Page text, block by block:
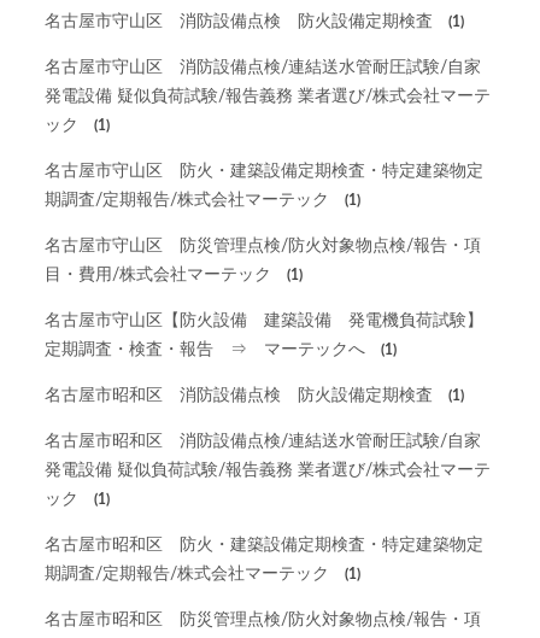
名古屋市守山区 消防設備点検 防火設備定期検査 (1)
名古屋市守山区 消防設備点検/連結送水管耐圧試験/自家
発電設備 疑似負荷試験/報告義務 業者選び/株式会社マーテ
ック
(1)
名古屋市守山区 防火・建築設備定期検査・特定建築物定
期調査/定期報告/株式会社マーテック
(1)
名古屋市守山区 防災管理点検/防火対象物点検/報告・項
目・費用/株式会社マーテック
(1)
名古屋市守山区【防火設備 建築設備 発電機負荷試験】
定期調査・検査・報告 ⇒ マーテックへ
(1)
名古屋市昭和区 消防設備点検 防火設備定期検査 (1)
名古屋市昭和区 消防設備点検/連結送水管耐圧試験/自家
発電設備 疑似負荷試験/報告義務 業者選び/株式会社マーテ
ック
(1)
名古屋市昭和区 防火・建築設備定期検査・特定建築物定
期調査/定期報告/株式会社マーテック
(1)
名古屋市昭和区 防災管理点検/防火対象物点検/報告・項